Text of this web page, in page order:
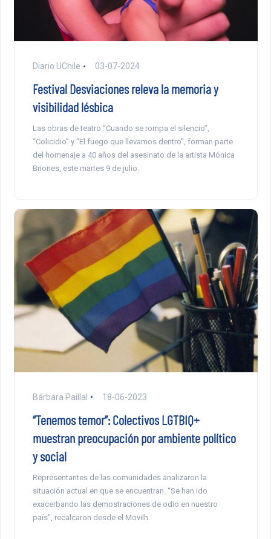
Diario UChile 03-07-2024
Festival Desviaciones releva la memoria y
visibilidad lésbica
Las obras de teatro “Cuando se rompa el silencio”,
“Colicidio” y “El fuego que llevamos dentro”, forman parte
del homenaje a 40 años del asesinato de la artista Mónica
Briones, este martes 9 de julio.
Bárbara Paillal 18-06-2023
“Tenemos temor”: Colectivos LGTBIQ+
muestran preocupación por ambiente político
y social
Representantes de las comunidades analizaron la
situación actual en que se encuentran. “Se han ido
exacerbando las demostraciones de odio en nuestro
país”, recalcaron desde el Movilh.